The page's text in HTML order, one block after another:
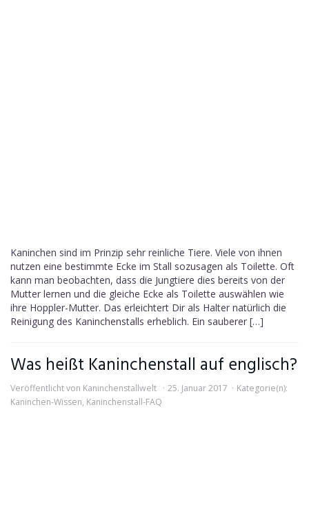
Kaninchen sind im Prinzip sehr reinliche Tiere. Viele von ihnen
nutzen eine bestimmte Ecke im Stall sozusagen als Toilette. Oft
kann man beobachten, dass die Jungtiere dies bereits von der
Mutter lernen und die gleiche Ecke als Toilette auswählen wie
ihre Hoppler-Mutter. Das erleichtert Dir als Halter natürlich die
Reinigung des Kaninchenstalls erheblich. Ein sauberer […]
Was heißt Kaninchenstall auf englisch?
Veröffentlicht von Kaninchenstallwelt 25. Januar 2017
Kategorie(n):
Kaninchen-Wissen, Kaninchenstall-FAQ